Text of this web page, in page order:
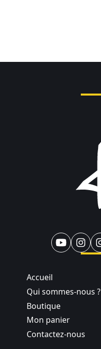
Accueil
Qui sommes-nous ?
Boutique
Mon panier
Contactez-nous